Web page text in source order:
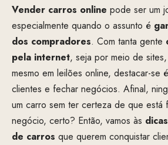
Vender carros online pode ser um
especialmente quando o assunto é
dos compradores. Com tanta gente
pela internet, seja por meio de
mesmo em leilões online, destacar-se
clientes e fechar negócios. Afinal,
um carro sem ter certeza de que está
negócio, certo? Então, vamos às
de carros que querem conquistar